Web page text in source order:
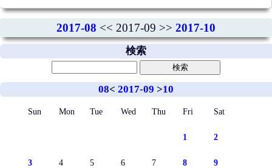
2017-08 << 2017-09 >> 2017-10
検索
08< 2017-09 >10
Sun Mon Tue Wed Thu Fri Sat
1 2
3 4 5 6 7 8 9